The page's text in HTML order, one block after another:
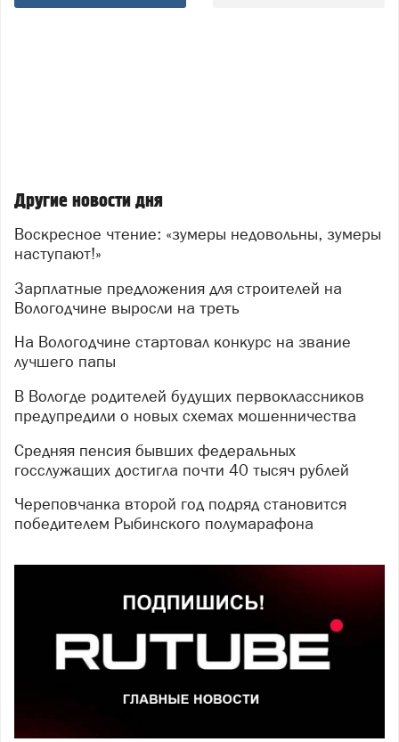
Другие новости дня
Воскресное чтение: «зумеры недовольны, зумеры
наступают!»
Зарплатные предложения для строителей на
Вологодчине выросли на треть
На Вологодчине стартовал конкурс на звание
лучшего папы
В Вологде родителей будущих первоклассников
предупредили о новых схемах мошенничества
Средняя пенсия бывших федеральных
госслужащих достигла почти 40 тысяч рублей
Череповчанка второй год подряд становится
победителем Рыбинского полумарафона